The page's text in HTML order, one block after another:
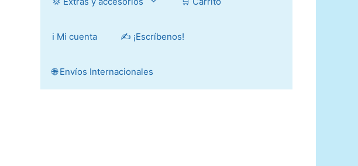
ℹ️ Mi cuenta ✍️ ¡Escríbenos!
🌐 Envíos Internacionales